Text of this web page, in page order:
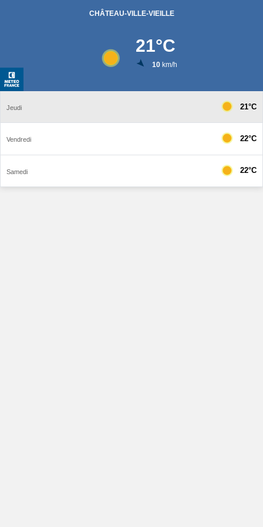
CHÂTEAU-VILLE-VIEILLE
21°C
10km/h
Jeudi 21°C
Vendredi 22°C
Samedi 22°C